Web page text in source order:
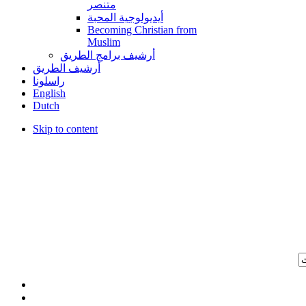
متنصر
أيديولوجية المحبة
Becoming Christian from
Muslim
أرشيف برامج الطريق
أرشيف الطريق
راسلونا
English
Dutch
Skip to content